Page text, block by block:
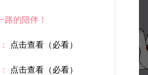
路的陪伴！
点击查看（必看）
点击查看（必看）